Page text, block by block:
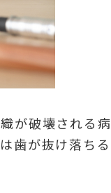
が破壊される病
歯が抜け落ちる